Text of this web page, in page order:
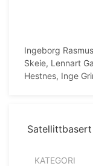
Ingeborg
Skeie, Lennart
Hestnes, Inge
KATEGORI